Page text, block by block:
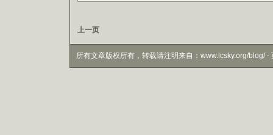
上一页
所有文章版权所有，转载请注明来自：www.lcsky.org/blog/